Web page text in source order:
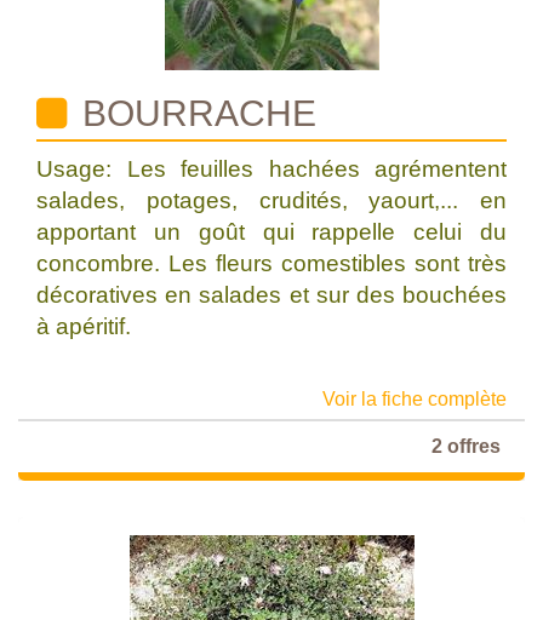
BOURRACHE
Usage: Les feuilles hachées agrémentent
salades, potages, crudités, yaourt,... en
apportant un goût qui rappelle celui du
concombre. Les fleurs comestibles sont très
décoratives en salades et sur des bouchées
à apéritif.
Voir la fiche complète
2 offres